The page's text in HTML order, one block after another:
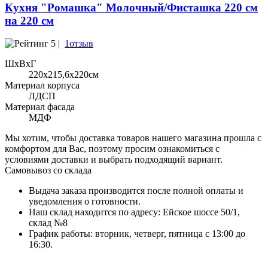
Кухня "Ромашка" Молочный/Фисташка 220 см
на 220 см
5 | 1отзыв
ШхВхГ
220x215,6х220см
Материал корпуса
ЛДСП
Материал фасада
МДФ
Мы хотим, чтобы доставка товаров нашего магазина прошла с
комфортом для Вас, поэтому просим ознакомиться с
условиями доставки и выбрать подходящий вариант.
Самовывоз со склада
Выдача заказа производится после полной оплаты и
уведомления о готовности.
Наш склад находится по адресу: Ейское шоссе 50/1,
склад №8
График работы: вторник, четверг, пятница с 13:00 до
16:30.